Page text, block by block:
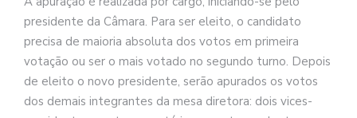
presidente da Câmara. Para ser eleito, o candidato
precisa de maioria absoluta dos votos em primeira
votação ou ser o mais votado no segundo turno. Depois
de eleito o novo presidente, serão apurados os votos
dos demais integrantes da mesa diretora: dois vices-